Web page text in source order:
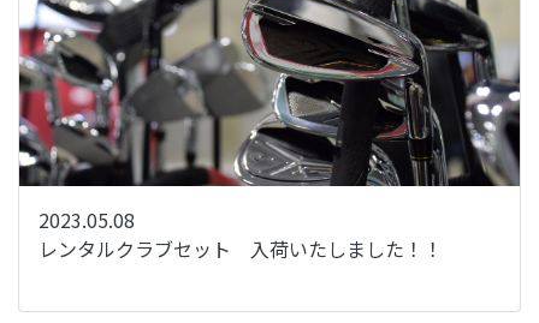
2023.05.08
レンタルクラブセット 入荷いたしました！！